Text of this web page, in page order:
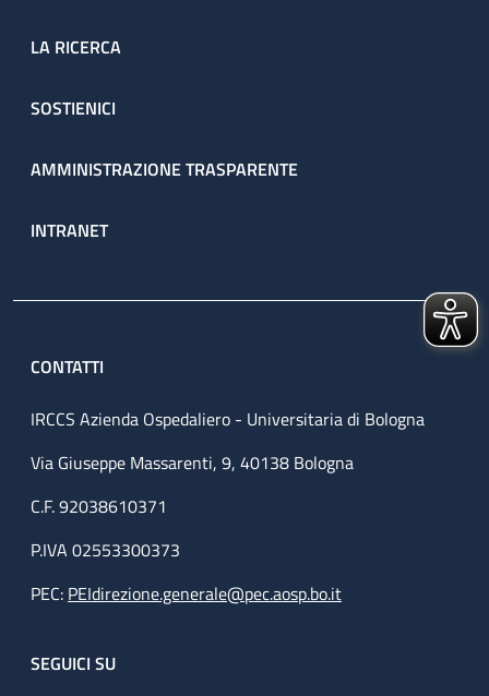
LA RICERCA
SOSTIENICI
AMMINISTRAZIONE TRASPARENTE
INTRANET
CONTATTI
IRCCS Azienda Ospedaliero - Universitaria di Bologna
Via Giuseppe Massarenti, 9, 40138 Bologna
C.F. 92038610371
P.IVA 02553300373
PEC: PEIdirezione.generale@pec.aosp.bo.it
SEGUICI SU